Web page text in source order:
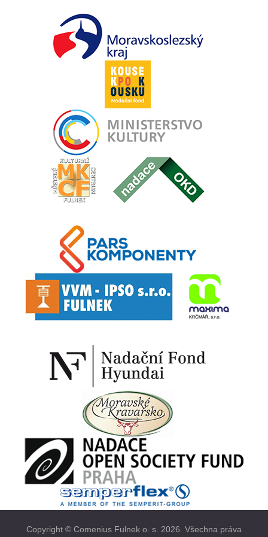
Copyright © Comenius Fulnek o. s. 2026. Všechna práva